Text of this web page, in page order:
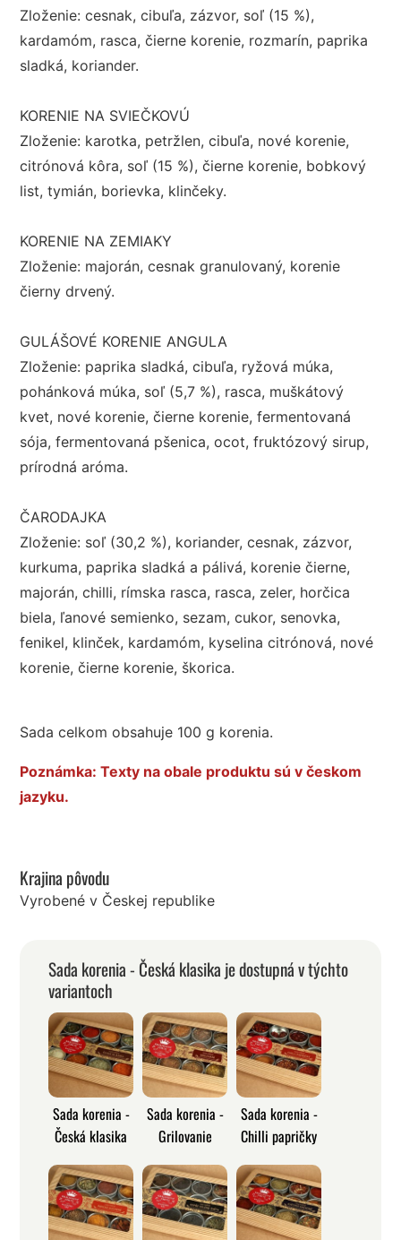
Zloženie: cesnak, cibuľa, zázvor, soľ (15 %),
kardamóm, rasca, čierne korenie, rozmarín, paprika
sladká, koriander.
KORENIE NA SVIEČKOVÚ
Zloženie: karotka, petržlen, cibuľa, nové korenie,
citrónová kôra, soľ (15 %), čierne korenie, bobkový
list, tymián, borievka, klinčeky.
KORENIE NA ZEMIAKY
Zloženie: majorán, cesnak granulovaný, korenie
čierny drvený.
GULÁŠOVÉ KORENIE ANGULA
Zloženie: paprika sladká, cibuľa, ryžová múka,
pohánková múka, soľ (5,7 %), rasca, muškátový
kvet, nové korenie, čierne korenie, fermentovaná
sója, fermentovaná pšenica, ocot, fruktózový sirup,
prírodná aróma.
ČARODAJKA
Zloženie: soľ (30,2 %), koriander, cesnak, zázvor,
kurkuma, paprika sladká a pálivá, korenie čierne,
majorán, chilli, rímska rasca, rasca, zeler, horčica
biela, ľanové semienko, sezam, cukor, senovka,
fenikel, klinček, kardamóm, kyselina citrónová, nové
korenie, čierne korenie, škorica.
Sada celkom obsahuje 100 g korenia.
Poznámka: Texty na obale produktu sú v českom
jazyku.
Krajina pôvodu
Vyrobené v Českej republike
Sada korenia - Česká klasika je dostupná v týchto
variantoch
Sada korenia -
Česká klasika
Sada korenia -
Grilovanie
Sada korenia -
Chilli papričky